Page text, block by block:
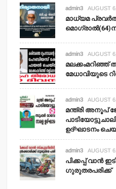
admin3 AUGUST
മാധ്യമ
admin3 AUGUST
മലക്കംമറിഞ്ഞ്
മേധാവിയുടെ
admin3 AUGUST
മന്ത്രി അനൂപ്
ഉദ്ഘാടനം
admin3 AUGUST
പിക്കപ്പ് വാന്‍
ഗുരുതരപരിക്ക്